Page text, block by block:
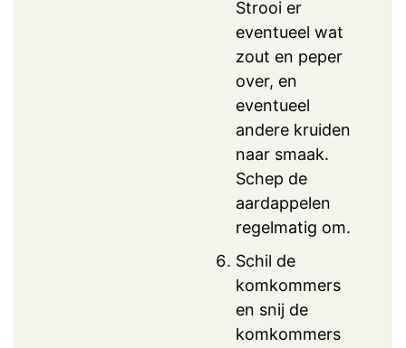
Strooi er
eventueel wat
zout en peper
over, en
eventueel
andere kruiden
naar smaak.
Schep de
aardappelen
regelmatig om.
Schil de
komkommers
en snij de
komkommers